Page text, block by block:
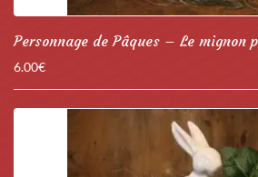
Personnage de Pâques – Le mignon
6.00€